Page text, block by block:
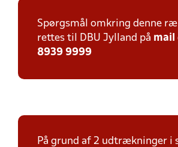
Spørgsmål omkring denne
rettes til DBU Jylland på mail
8939 9999
På grund af 2 udtrækninger i